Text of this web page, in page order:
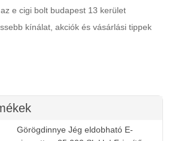
e cigi bolt budapest 13 kerület
kínálat, akciók és vásárlási tippek
Görögdinnye Jég eldobható E-